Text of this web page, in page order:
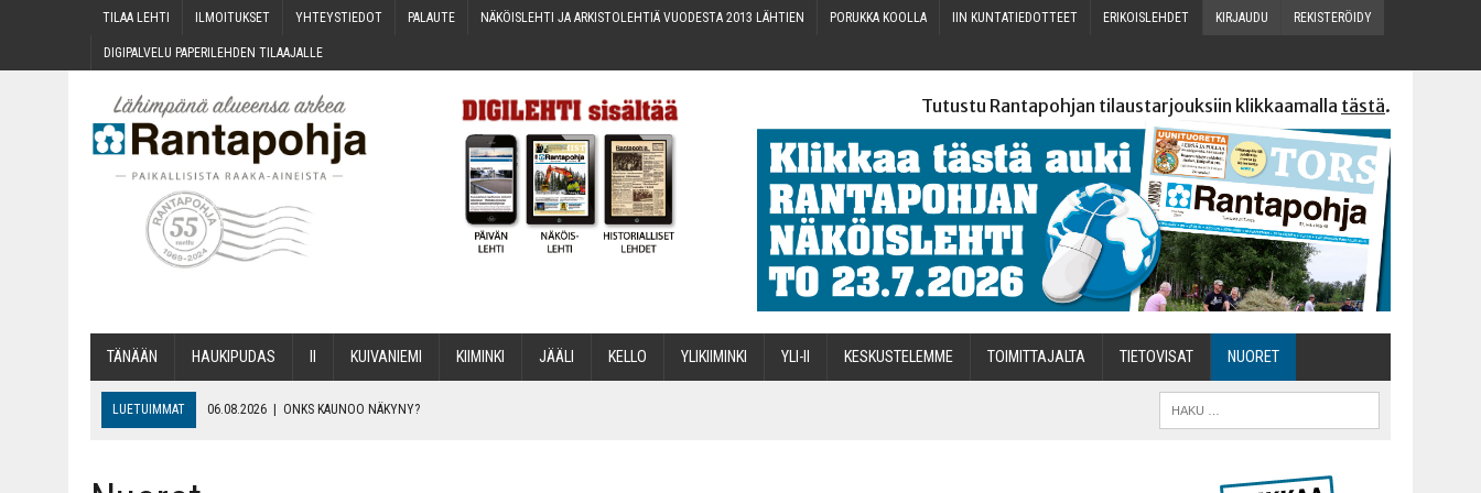
TILAA LEH­TI ILMOI­TUK­SET YHTEYS­TIE­DOT PALAU­TE NÄKÖIS­LEH­TI JA ARKIS­TO­LEH­TIÄ VUO­DES­TA 2013 LÄHTIEN PORUK­KA KOOLLA IIN KUN­TA­TIE­DOT­TEET ERI­KOIS­LEH­DET KIR­JAU­DU REKIS­TE­RÖI­DY
DIGI­PAL­VE­LU PAPE­RI­LEH­DEN TILAAJALLE
Tutustu Rantapohjan tilaustarjouksiin klikkaamalla tästä.
TÄNÄÄN HAU­KI­PU­DAS KUI­VA­NIE­MI KII­MIN­KI JÄÄ­LI KEL­LO YLI­KII­MIN­KI YLI-II KES­KUS­TE­LEM­ME TOI­MIT­TA­JAL­TA TIETOVISAT NUO­RET
LUETUIMMAT 06.08.2026 | ONKS KAU­NOO NÄKYNY?
06.08.2026 OPIN­TOI­HIN KAN­SA­LAIS­OPIS­TOS­SA VOI SAA­DA AVUSTUSTA